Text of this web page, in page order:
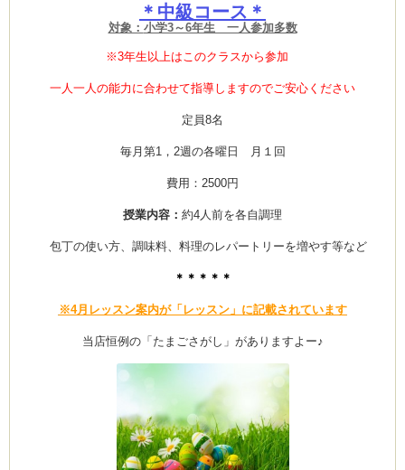
(produced by
＊中級コース＊
対象： 小学3～6年生 一人参加多数
※3年生以上はこのクラスから参加
一人一人の能力に合わせて指導しますのでご安心ください
定員8名
毎月第1，2週の各曜日 月１回
費用：2500円
授業内容： 約4人前を各自調理
包丁の使い方、調味料、料理のレパートリーを増やす等など
＊＊＊＊＊
※4月レッスン案内が「レッスン」に記載されています
当店恒例の「たまごさがし」がありますよー♪